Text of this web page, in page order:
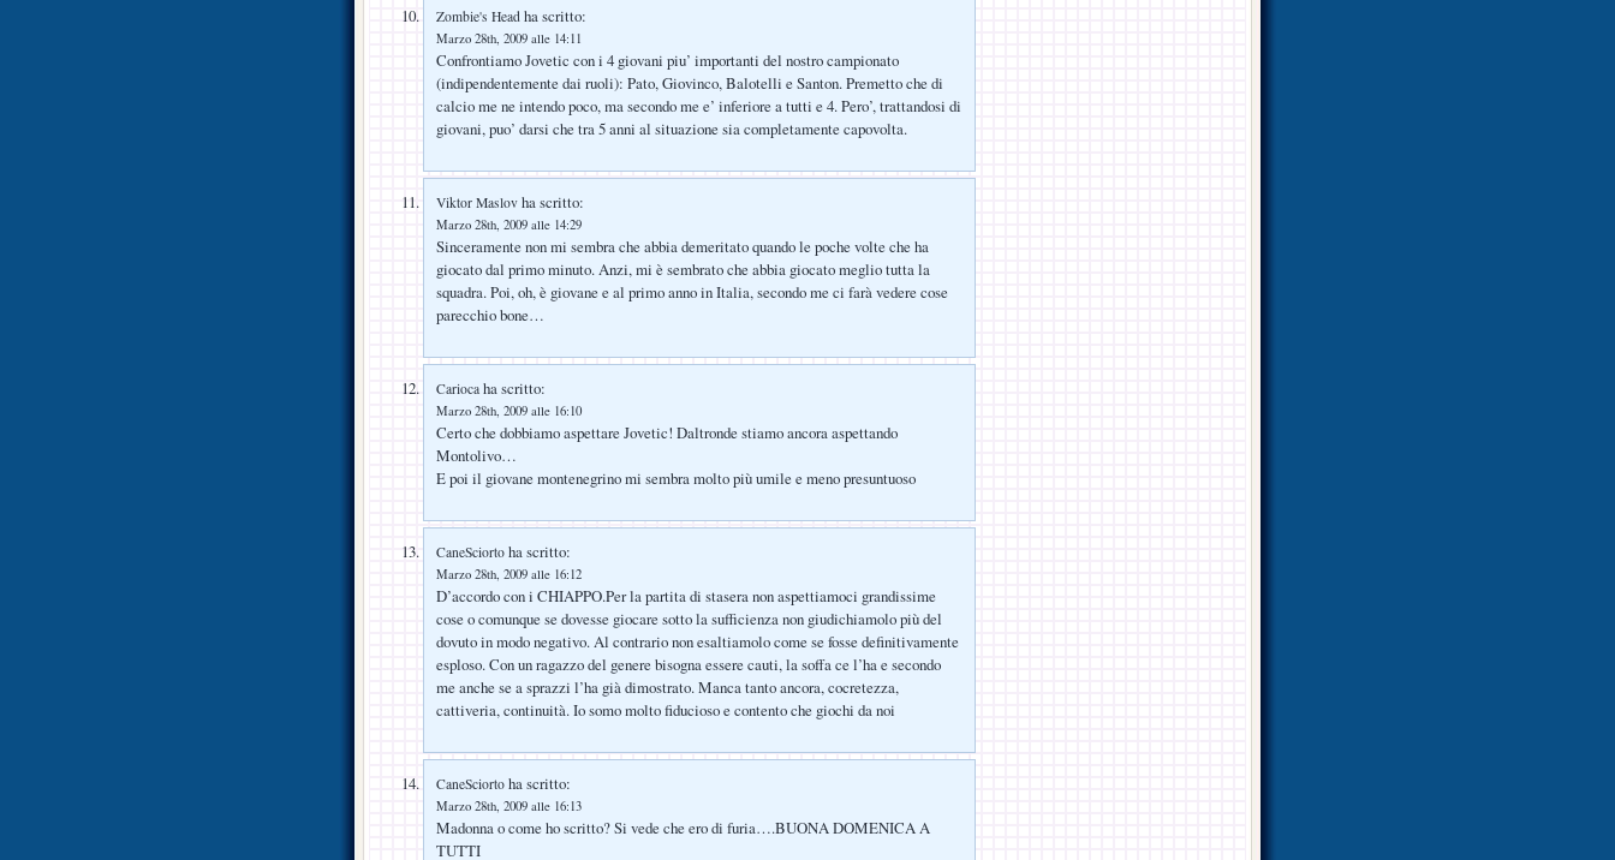
Zombie's Head ha scritto:
Marzo 28th, 2009 alle 14:11
Confrontiamo Jovetic con i 4 giovani piu’ importanti del nostro campionato
(indipendentemente dai ruoli): Pato, Giovinco, Balotelli e Santon. Premetto che di
calcio me ne intendo poco, ma secondo me e’ inferiore a tutti e 4. Pero’, trattandosi di
giovani, puo’ darsi che tra 5 anni al situazione sia completamente capovolta.
Viktor Maslov ha scritto:
Marzo 28th, 2009 alle 14:29
Sinceramente non mi sembra che abbia demeritato quando le poche volte che ha
giocato dal primo minuto. Anzi, mi è sembrato che abbia giocato meglio tutta la
squadra. Poi, oh, è giovane e al primo anno in Italia, secondo me ci farà vedere cose
parecchio bone…
Carioca ha scritto:
Marzo 28th, 2009 alle 16:10
Certo che dobbiamo aspettare Jovetic! Daltronde stiamo ancora aspettando
Montolivo…
E poi il giovane montenegrino mi sembra molto più umile e meno presuntuoso
CaneSciorto ha scritto:
Marzo 28th, 2009 alle 16:12
D’accordo con i CHIAPPO.Per la partita di stasera non aspettiamoci grandissime
cose o comunque se dovesse giocare sotto la sufficienza non giudichiamolo più del
dovuto in modo negativo. Al contrario non esaltiamolo come se fosse definitivamente
esploso. Con un ragazzo del genere bisogna essere cauti, la soffa ce l’ha e secondo
me anche se a sprazzi l’ha già dimostrato. Manca tanto ancora, cocretezza,
cattiveria, continuità. Io somo molto fiducioso e contento che giochi da noi
CaneSciorto ha scritto:
Marzo 28th, 2009 alle 16:13
Madonna o come ho scritto? Si vede che ero di furia….BUONA DOMENICA A
TUTTI